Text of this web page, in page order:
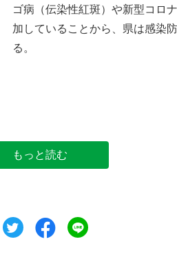
ゴ病（伝染性紅斑）や新型コロ
加していることから、県は感染
る。
もっと読む
ツイートシェア